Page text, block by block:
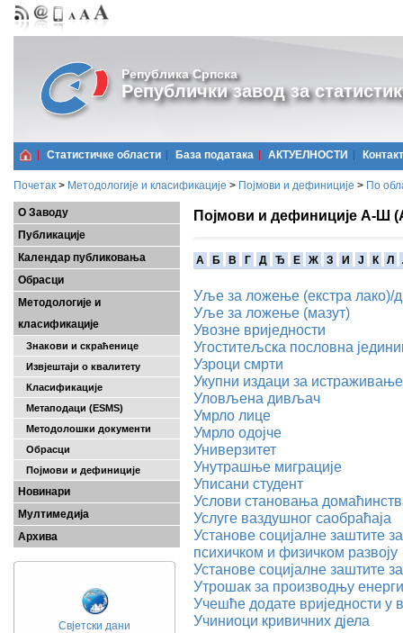
Република Српска
Републички завод за
Статистичке области Базa података АКТУЕЛНОСТИ Контакт
Почетак > Методологије и класификације > Појмови и дефиниције > По
О Заводу
Публикације
Календар публиковања
Обрасци
Методологије и
класификације
Знакови и скраћенице
Извјештаји о квалитету
Класификације
Метаподаци (ESMS)
Методолошки документи
Обрасци
Појмови и дефиниције
Новинари
Мултимедија
Архива
Свјетски дани
Појмови и дефиниције А-Ш
A Б В Г Д Ђ Е Ж З И Ј К Л
Уље за ложење (екстра лако)/
Уље за ложење (мазут)
Увозне вриједности
Угоститељска пословна
Узроци смрти
Укупни издаци за истраживање
Уловљена дивљач
Умрло лице
Умрло одојче
Универзитет
Унутрашње миграције
Уписани студент
Услови становања
Услуге ваздушног саобраћаја
Установе социјалне заштите
психичком и физичком развоју
Установе социјалне заштите
Утрошак за производњу
Учешће додате вриједности у
Учиниоци кривичних дјела